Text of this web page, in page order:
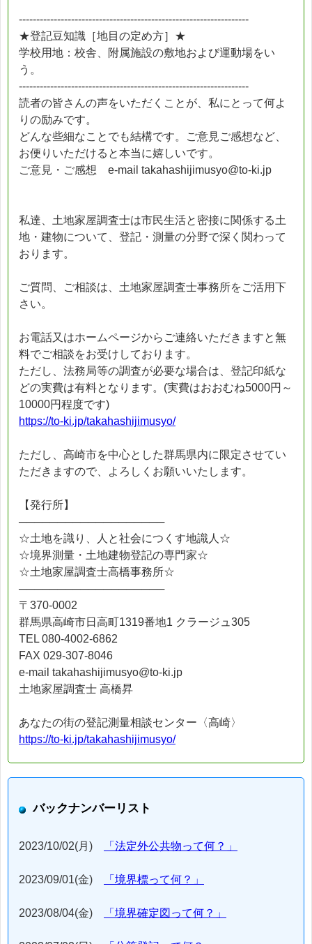
------------------------------------------------------------------
★登記豆知識［地目の定め方］★
学校用地：校舎、附属施設の敷地および運動場をい
う。
------------------------------------------------------------------
読者の皆さんの声をいただくことが、私にとって何よ
りの励みです。
どんな些細なことでも結構です。ご意見ご感想など、
お便りいただけると本当に嬉しいです。
ご意見・ご感想 e-mail takahashijimusyo@to-ki.jp
私達、土地家屋調査士は市民生活と密接に関係する土
地・建物について、登記・測量の分野で深く関わって
おります。
ご質問、ご相談は、土地家屋調査士事務所をご活用下
さい。
お電話又はホームページからご連絡いただきますと無
料でご相談をお受けしております。
ただし、法務局等の調査が必要な場合は、登記印紙な
どの実費は有料となります。(実費はおおむね5000円～
10000円程度です)
https://to-ki.jp/takahashijimusyo/
ただし、高崎市を中心とした群馬県内に限定させてい
ただきますので、よろしくお願いいたします。
【発行所】
───────────────────
☆土地を識り、人と社会につくす地識人☆
☆境界測量・土地建物登記の専門家☆
☆土地家屋調査士高橋事務所☆
───────────────────
〒370-0002
群馬県高崎市日高町1319番地1 クラージュ305
TEL 080-4002-6862
FAX 029-307-8046
e-mail takahashijimusyo@to-ki.jp
土地家屋調査士 高橋昇
あなたの街の登記測量相談センター〈高崎〉
https://to-ki.jp/takahashijimusyo/
バックナンバーリスト
2023/10/02(月) 「法定外公共物って何？」
2023/09/01(金) 「境界標って何？」
2023/08/04(金) 「境界確定図って何？」